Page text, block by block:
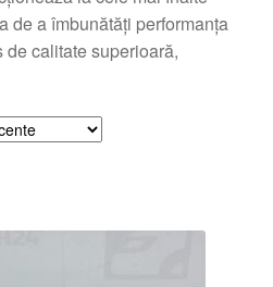
de a îmbunătăți performanța
calitate superioară,